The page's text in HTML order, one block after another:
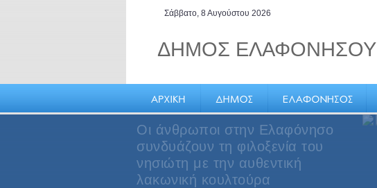
Σάββατο, 8 Αυγούστου 2026
ΔΗΜΟΣ ΕΛΑΦΟΝΗΣΟΥ
Ελαφόνησος, ένας μικρός
σύγχρονος, νησιωτικός Δήμος